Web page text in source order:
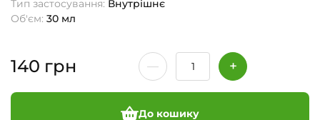
Тип застосування: Внутрішнє
Об'єм: 30 мл
140 грн
До кошику